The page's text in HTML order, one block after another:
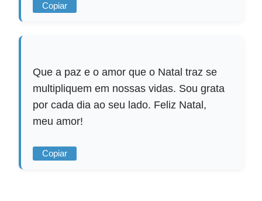
Copiar
Que a paz e o amor que o Natal traz se
multipliquem em nossas vidas. Sou grata
por cada dia ao seu lado. Feliz Natal,
meu amor!
Copiar